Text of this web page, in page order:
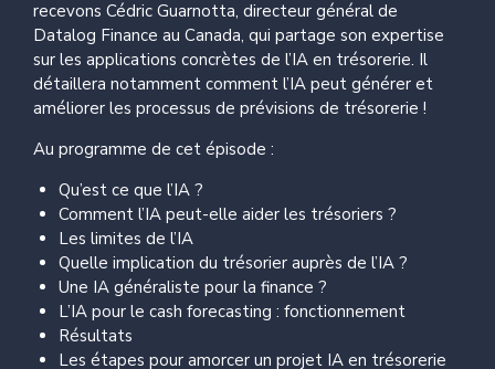
recevons Cédric Guarnotta, directeur général de
Datalog Finance au Canada, qui partage son expertise
sur les applications concrètes de l’IA en trésorerie. Il
détaillera notamment comment l’IA peut générer et
améliorer les processus de prévisions de trésorerie !
Au programme de cet épisode :
Qu’est ce que l’IA ?
Comment l’IA peut-elle aider les trésoriers ?
Les limites de l’IA
Quelle implication du trésorier auprès de l’IA ?
Une IA généraliste pour la finance ?
L’IA pour le cash forecasting : fonctionnement
Résultats
Les étapes pour amorcer un projet IA en trésorerie